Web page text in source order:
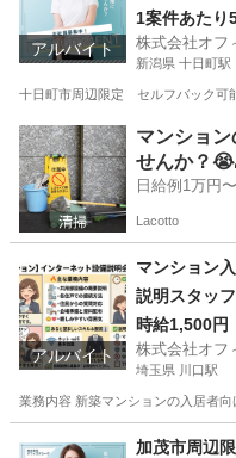
アルバイト
介
1案件あたり
株式会社オフ
新潟県 十日町駅
十日町市周辺限定 セルフバック可
新潟 十日町市 十日町駅
マンショ
せんか？
Lacotto
アルバイト
マンション
説明スタッ
時給1,500円
株式会社オフ
埼玉県 川口駅
業務内容 新築マンションの入居者
川口駅 接
加茂市周辺